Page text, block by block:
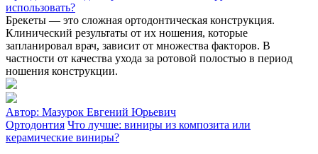
использовать?
Брекеты — это сложная ортодонтическая конструкция.
Клинический результаты от их ношения, которые
запланировал врач, зависит от множества факторов. В
частности от качества ухода за ротовой полостью в период
ношения конструкции.
Автор: Мазурок Евгений Юрьевич
Ортодонтия Что лучше: виниры из композита или
керамические виниры?